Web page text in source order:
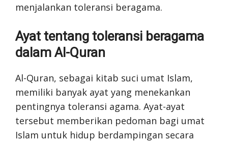
menjalankan toleransi beragama.
Ayat tentang toleransi beragama
dalam Al-Quran
Al-Quran, sebagai kitab suci umat Islam,
memiliki banyak ayat yang menekankan
pentingnya toleransi agama. Ayat-ayat
tersebut memberikan pedoman bagi umat
Islam untuk hidup berdampingan secara